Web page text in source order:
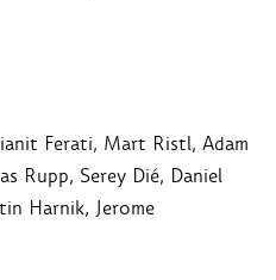
Ferati, Mart Ristl, Adam
Rupp, Serey Dié, Daniel
Harnik, Jerome